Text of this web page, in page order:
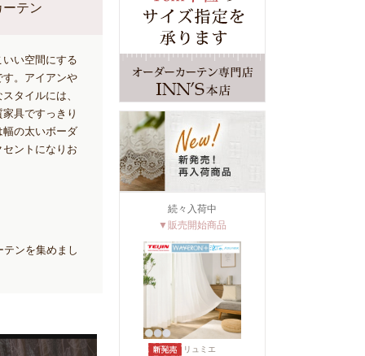
テン
い空間にする
。アイアンや
タイルには、
具ですっきり
の太いボーダ
ントになりお
ンを集めまし
続々入荷中
▼販売開始商品
リュミエ